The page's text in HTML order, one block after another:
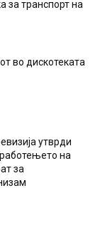
за транспорт на
во дискотеката
утврди
на
за